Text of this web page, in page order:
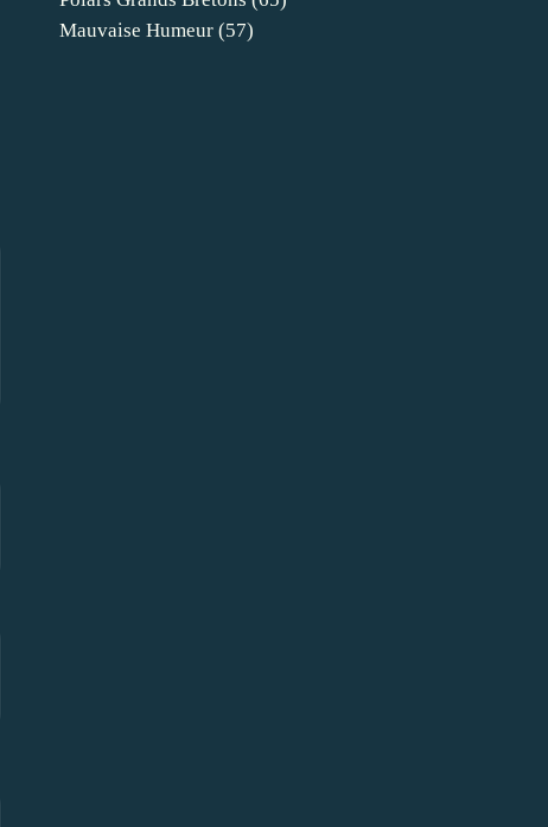
Mauvaise Humeur (57)